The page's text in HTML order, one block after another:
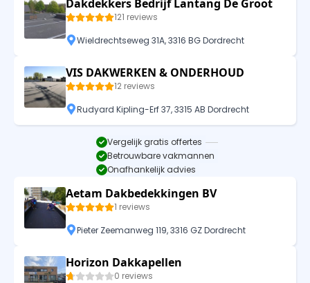
Dakdekkers Bedrijf Lantang De Groot
121 reviews
Wieldrechtseweg 31A, 3316 BG Dordrecht
VIS DAKWERKEN & ONDERHOUD
12 reviews
Rudyard Kipling-Erf 37, 3315 AB Dordrecht
Vergelijk gratis offertes
Betrouwbare vakmannen
Onafhankelijk advies
Aetam Dakbedekkingen BV
1 reviews
Pieter Zeemanweg 119, 3316 GZ Dordrecht
Horizon Dakkapellen
0 reviews